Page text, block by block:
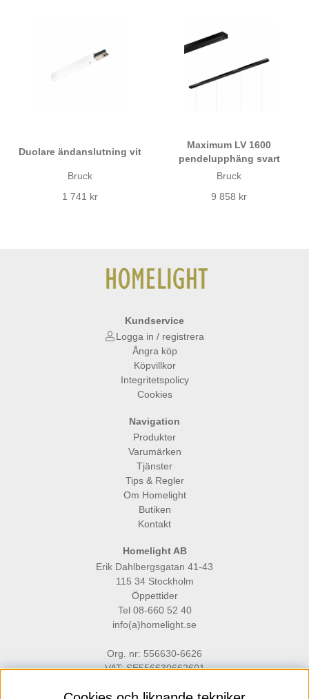
Duolare ändanslutning vit
Bruck
1 741 kr
Maximum LV 1600
pendelupphäng svart
Bruck
9 858 kr
Kundservice
Logga in / registrera
Ångra köp
Köpvillkor
Integritetspolicy
Cookies
Navigation
Produkter
Varumärken
Tjänster
Tips & Regler
Om Homelight
Butiken
Kontakt
Homelight AB
Erik Dahlbergsgatan 41-43
115 34 Stockholm
Öppettider
Tel 08-660 52 40
info(a)homelight.se
Org. nr: 556630-6626
VAT: SE556630662601